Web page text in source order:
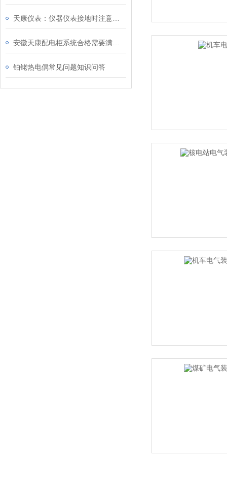
铂铑热电偶常见问题知识问答